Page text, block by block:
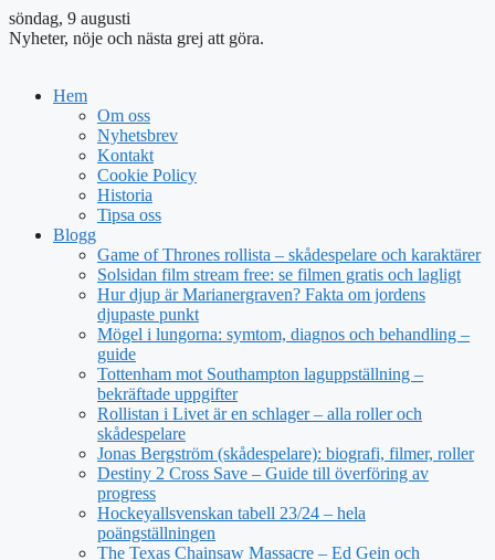
söndag, 9 augusti
Nyheter, nöje och nästa grej att göra.
Hem
Om oss
Nyhetsbrev
Kontakt
Cookie Policy
Historia
Tipsa oss
Blogg
Game of Thrones rollista – skådespelare och karaktärer
Solsidan film stream free: se filmen gratis och lagligt
Hur djup är Marianergraven? Fakta om jordens
djupaste punkt
Mögel i lungorna: symtom, diagnos och behandling –
guide
Tottenham mot Southampton laguppställning –
bekräftade uppgifter
Rollistan i Livet är en schlager – alla roller och
skådespelare
Jonas Bergström (skådespelare): biografi, filmer, roller
Destiny 2 Cross Save – Guide till överföring av
progress
Hockeyallsvenskan tabell 23/24 – hela
poängställningen
The Texas Chainsaw Massacre – Ed Gein och